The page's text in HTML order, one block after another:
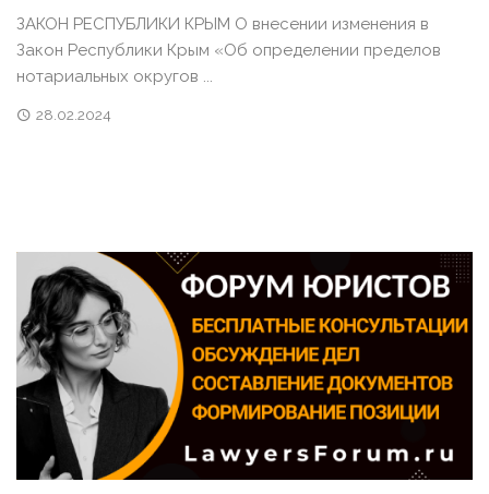
ЗАКОН РЕСПУБЛИКИ КРЫМ О внесении изменения в
Закон Республики Крым «Об определении пределов
нотариальных округов ...
28.02.2024